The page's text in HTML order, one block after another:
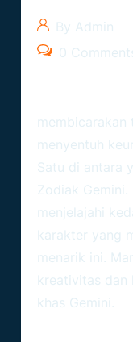
By Admin
0
menyentuh
Satu di antara
Zodiak Gemini .
menjelajahi
karakter yang
menarik ini.
kreativitas dan
khas Gemini.